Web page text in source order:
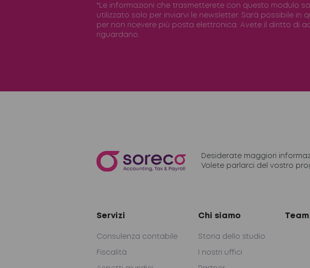
*Le informazioni che trasmetterete con questo modulo
utilizzato solo per inviarvi le newsletter. Sarà possibile in
per non ricevere più posta elettronica. Avete il diritto di
riguardano.
Desiderate maggiori
Volete parlarci del vostro
Servizi
Consulenza contabile
Fiscalità
Chi siamo
Storia dello studio
I nostri uffici
Team